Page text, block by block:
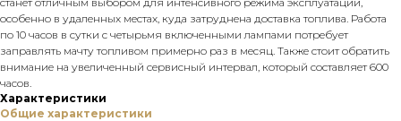
особенно в удаленных местах, куда затруднена доставка топлива. Работа
по 10 часов в сутки с четырьмя включенными лампами потребует
заправлять мачту топливом примерно раз в месяц. Также стоит обратить
внимание на увеличенный сервисный интервал, который составляет 600
часов.
Характеристики
Общие характеристики